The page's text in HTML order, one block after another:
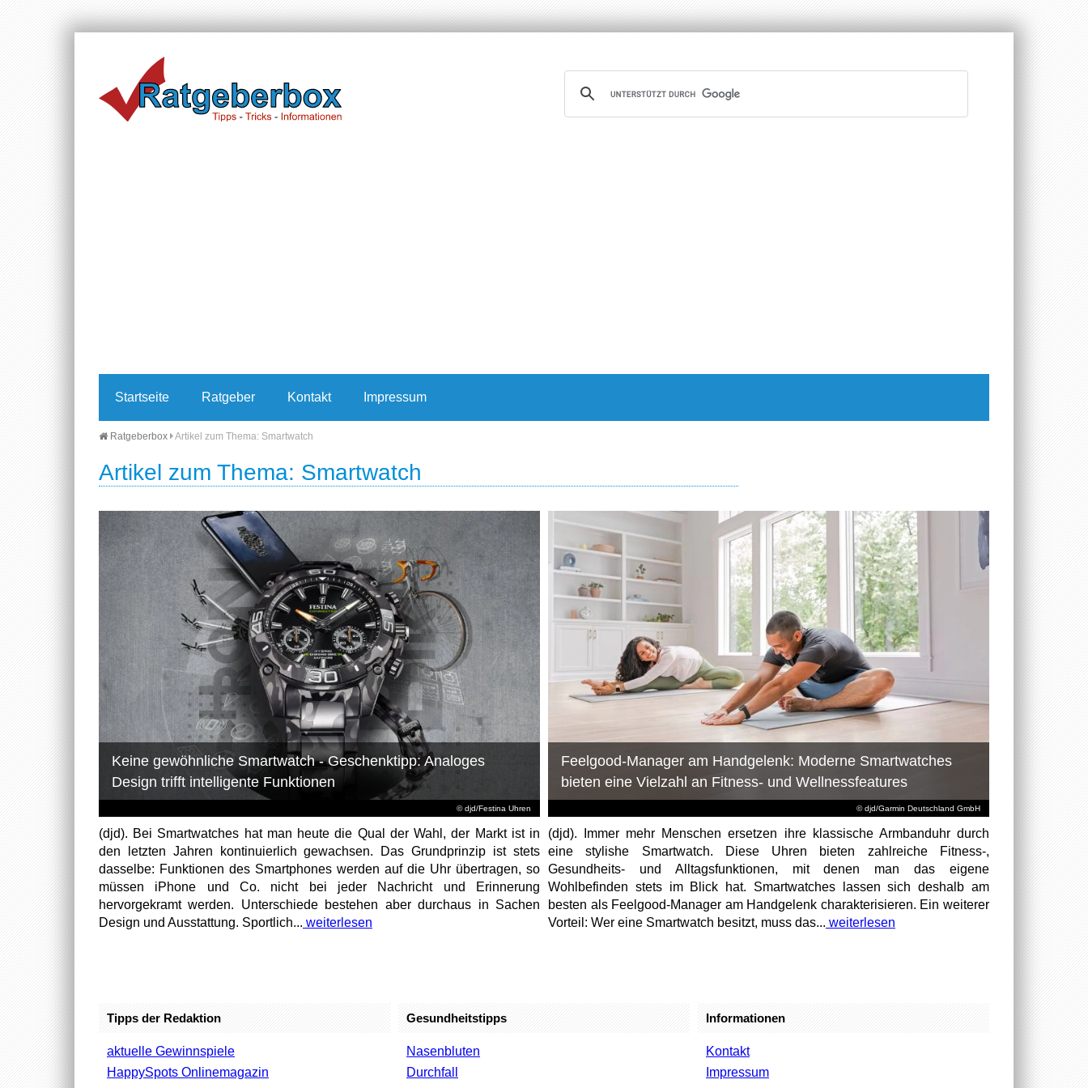
Startseite Ratgeber Kontakt Impressum
Ratgeberbox Artikel zum Thema: Smartwatch
Artikel zum Thema: Smartwatch
© djd/Festina Uhren
Keine gewöhnliche Smartwatch - Geschenktipp: Analoges
Design trifft intelligente Funktionen
(djd). Bei Smartwatches hat man heute die Qual der Wahl, der Markt ist in
den letzten Jahren kontinuierlich gewachsen. Das Grundprinzip ist stets
dasselbe: Funktionen des Smartphones werden auf die Uhr übertragen, so
müssen iPhone und Co. nicht bei jeder Nachricht und Erinnerung
hervorgekramt werden. Unterschiede bestehen aber durchaus in Sachen
Design und Ausstattung. Sportlich... weiterlesen
© djd/Garmin Deutschland GmbH
Feelgood-Manager am Handgelenk: Moderne Smartwatches
bieten eine Vielzahl an Fitness- und Wellnessfeatures
(djd). Immer mehr Menschen ersetzen ihre klassische Armbanduhr durch
eine stylishe Smartwatch. Diese Uhren bieten zahlreiche Fitness-,
Gesundheits- und Alltagsfunktionen, mit denen man das eigene
Wohlbefinden stets im Blick hat. Smartwatches lassen sich deshalb am
besten als Feelgood-Manager am Handgelenk charakterisieren. Ein weiterer
Vorteil: Wer eine Smartwatch besitzt, muss das... weiterlesen
Tipps der Redaktion
aktuelle Gewinnspiele
HappySpots Onlinemagazin
Gesundheitstipps
Nasenbluten
Durchfall
Informationen
Kontakt
Impressum